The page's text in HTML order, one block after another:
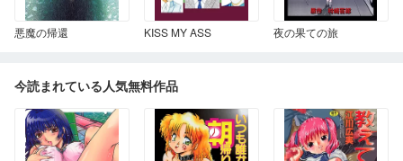
悪魔の帰還 KISS MY ASS 夜の果ての旅
今読まれている人気無料作品